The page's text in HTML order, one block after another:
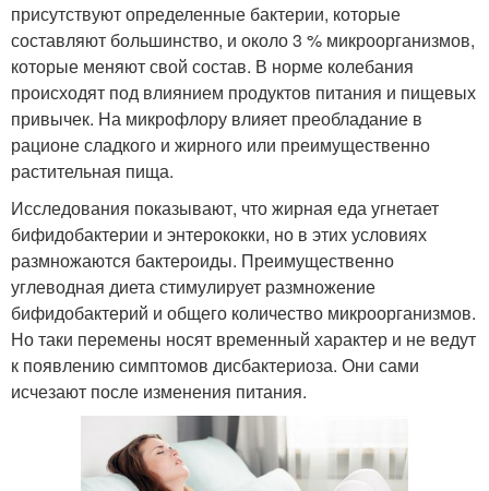
присутствуют определенные бактерии, которые
составляют большинство, и около 3 % микроорганизмов,
которые меняют свой состав. В норме колебания
происходят под влиянием продуктов питания и пищевых
привычек. На микрофлору влияет преобладание в
рационе сладкого и жирного или преимущественно
растительная пища.
Исследования показывают, что жирная еда угнетает
бифидобактерии и энтерококки, но в этих условиях
размножаются бактероиды. Преимущественно
углеводная диета стимулирует размножение
бифидобактерий и общего количество микроорганизмов.
Но таки перемены носят временный характер и не ведут
к появлению симптомов дисбактериоза. Они сами
исчезают после изменения питания.